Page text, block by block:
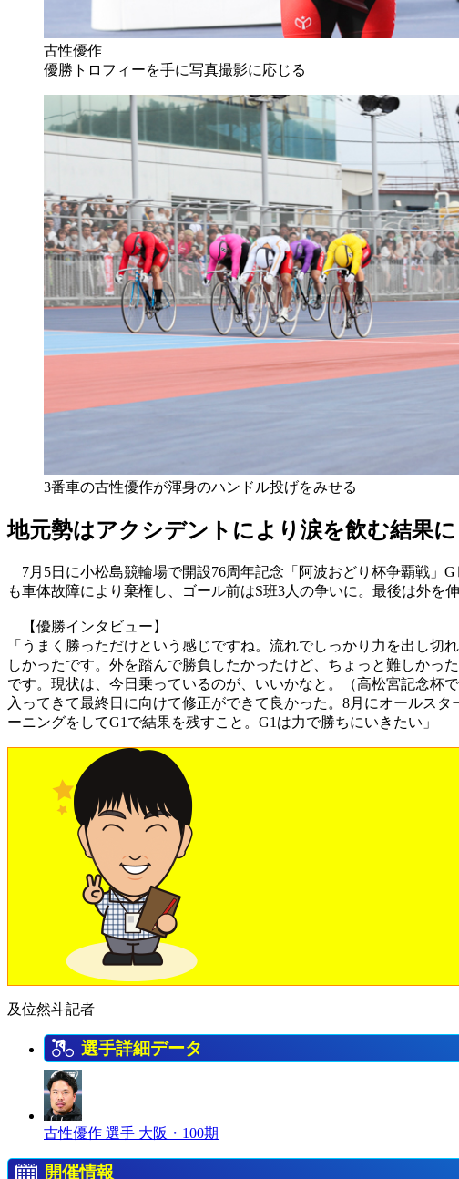
古性優作
優勝トロフィーを手に写真撮影に応じる
3番車の古性優作が渾身のハンドル投げをみせる
地元勢はアクシデントにより涙を飲む結果に
7月5日に小松島競輪場で開設76周年記念「阿波おどり杯争覇戦」
も車体故障により棄権し、ゴール前はS班3人の争いに。最後は外を
【優勝インタビュー】
「うまく勝っただけという感じですね。流れでしっかり力を出し
しかったです。外を踏んで勝負したかったけど、ちょっと難しかっ
です。現状は、今日乗っているのが、いいかなと。（高松宮記念杯
入ってきて最終日に向けて修正ができて良かった。8月にオールス
ーニングをしてG1で結果を残すこと。G1は力で勝ちにいきたい」
及位然斗記者
選手詳細データ
古性優作 選手 大阪・100期
開催情報